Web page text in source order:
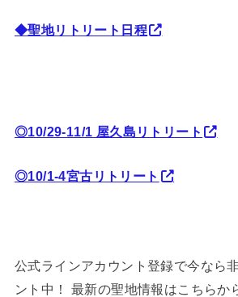
◆聖地リトリート日程
◎10/29-11/1 屋久島リトリート
◎10/1-4宮古リトリート
公式ラインアカウント登録で今なら
ント中！ 最新の聖地情報はこちらか